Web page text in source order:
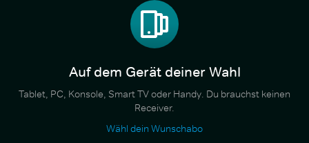
Auf dem Gerät deiner Wahl
Tablet, PC, Konsole, Smart TV oder Handy. Du brauchst keinen
Receiver.
Wähl dein Wunschabo